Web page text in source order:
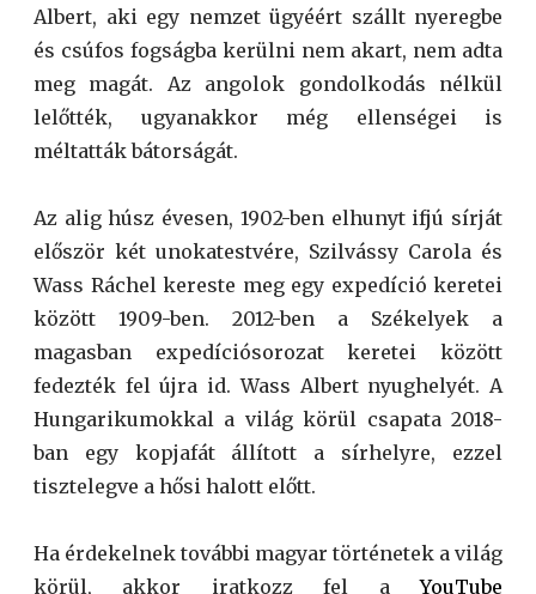
Albert, aki egy nemzet ügyéért szállt nyeregbe
és csúfos fogságba kerülni nem akart, nem adta
meg magát. Az angolok gondolkodás nélkül
lelőtték, ugyanakkor még ellenségei is
méltatták bátorságát.
Az alig húsz évesen, 1902-ben elhunyt ifjú sírját
először két unokatestvére, Szilvássy Carola és
Wass Ráchel kereste meg egy expedíció keretei
között 1909-ben. 2012-ben a Székelyek a
magasban expedíciósorozat keretei között
fedezték fel újra id. Wass Albert nyughelyét. A
Hungarikumokkal a világ körül csapata 2018-
ban egy kopjafát állított a sírhelyre, ezzel
tisztelegve a hősi halott előtt.
Ha érdekelnek további magyar történetek a világ
körül, akkor iratkozz fel aYouTube